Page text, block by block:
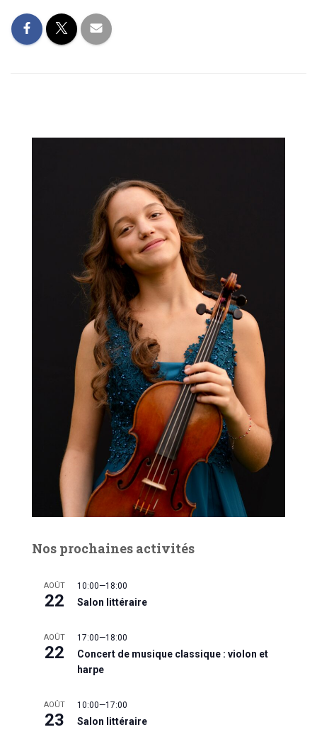
Nos prochaines activités
AOÛT
22
10:00—18:00
Salon littéraire
AOÛT
22
17:00—18:00
Concert de musique classique : violon et
harpe
AOÛT
23
10:00—17:00
Salon littéraire